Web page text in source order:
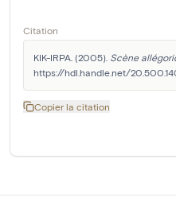
Citation
KIK-IRPA. (2005). Scène
https://hdl.handle.net/
Copier la citation